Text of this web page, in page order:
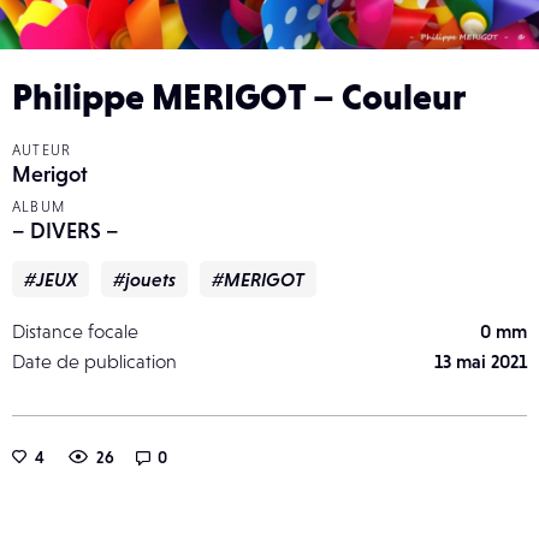
Philippe MERIGOT – Couleur
AUTEUR
Merigot
ALBUM
– DIVERS –
#JEUX #jouets #MERIGOT
Distance focale
0 mm
Date de publication
13 mai 2021
4 26 0